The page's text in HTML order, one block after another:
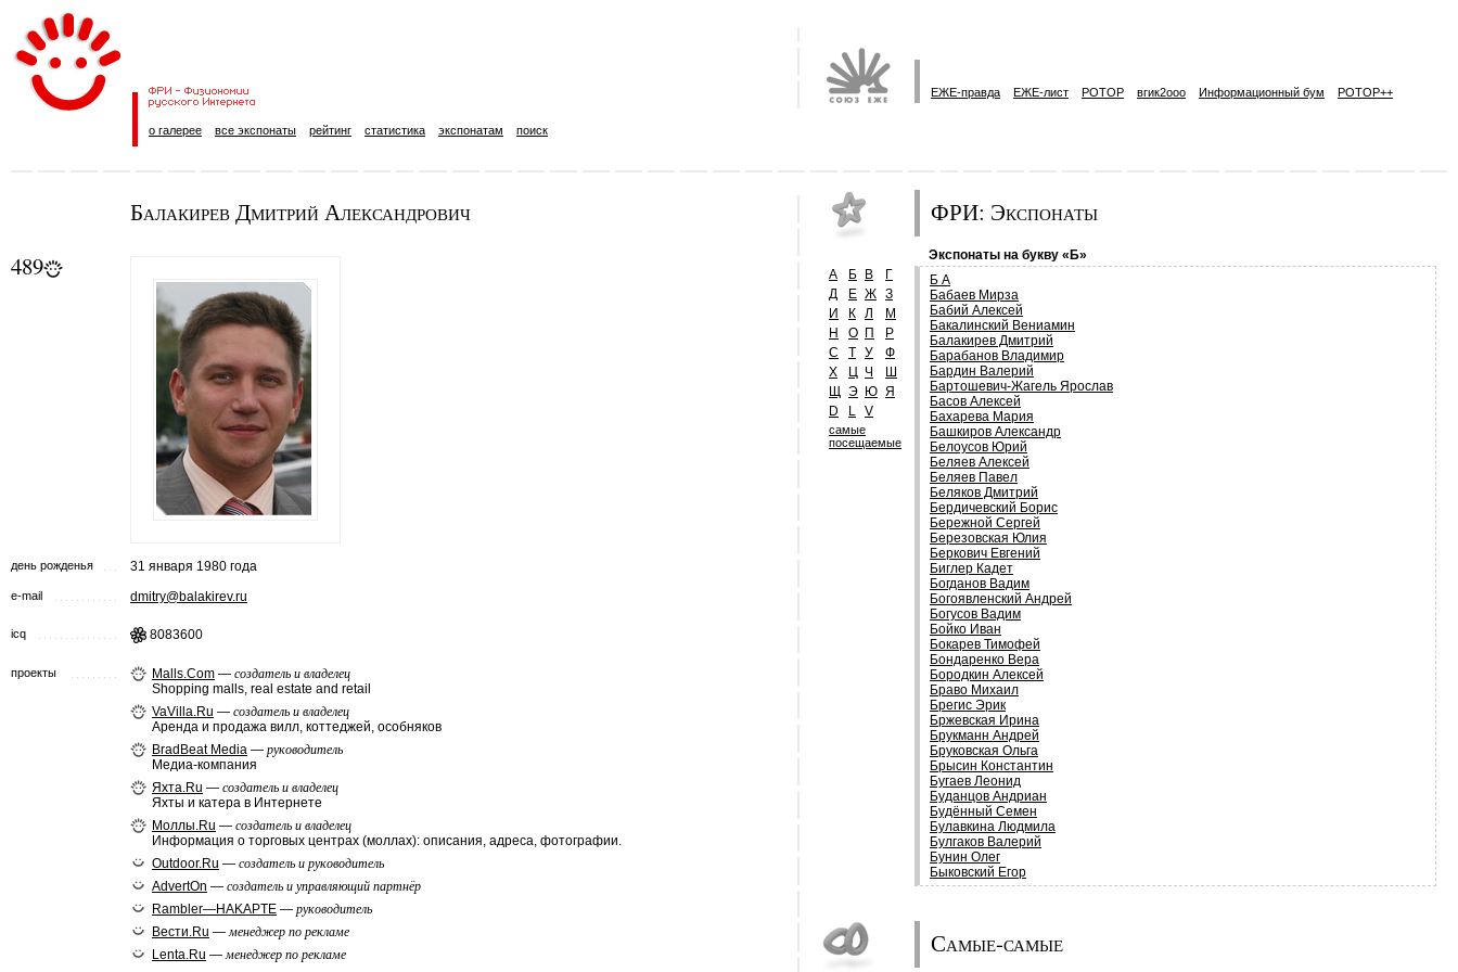
о галерее все экспонаты рейтинг статистика экспонатам поиск
ЕЖЕ-правда ЕЖЕ-лист РОТОР вгик2ooo Информационный бум РОТОР++
Балакирев Дмитрий Александрович
489
день рожденья 31 января 1980 года
e-mail dmitry@balakirev.ru
icq 8083600
проекты Malls.Com — создатель и владелец
Shopping malls, real estate and retail
VaVilla.Ru — создатель и владелец
Аренда и продажа вилл, коттеджей, особняков
BradBeat Media — руководитель
Медиа-компания
Яхта.Ru — создатель и владелец
Яхты и катера в Интернете
Моллы.Ru — создатель и владелец
Информация о торговых центрах (моллах): описания, адреса, фотографии.
Outdoor.Ru — создатель и руководитель
AdvertOn — создатель и управляющий партнёр
Rambler—HAKAPTE — руководитель
Вести.Ru —менеджер по рекламе
Lenta.Ru —менеджер по рекламе
ФРИ: Экспонаты
А Б В
Г
Д
Е Ж З
И
К Л
М
Н
О П
Р
С
Т У
Ф
Х
Ц Ч
Ш
Щ Э Ю Я
D
L V
самые
посещаемые
Экспонаты на букву «Б»
Б А
Бабаев Мирза
Бабий Алексей
Бакалинский Вениамин
Балакирев Дмитрий
Барабанов Владимир
Бардин Валерий
Бартошевич-Жагель Ярослав
Басов Алексей
Бахарева Мария
Башкиров Александр
Белоусов Юрий
Беляев Алексей
Беляев Павел
Беляков Дмитрий
Бердичевский Борис
Бережной Сергей
Березовская Юлия
Беркович Евгений
Биглер Кадет
Богданов Вадим
Богоявленский Андрей
Богусов Вадим
Бойко Иван
Бокарев Тимофей
Бондаренко Вера
Бородкин Алексей
Браво Михаил
Брегис Эрик
Бржевская Ирина
Брукманн Андрей
Бруковская Ольга
Брысин Константин
Бугаев Леонид
Буданцов Андриан
Будённый Семен
Булавкина Людмила
Булгаков Валерий
Бунин Олег
Быковский Егор
Самые-самые